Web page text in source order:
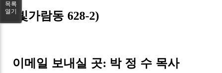
( 빛가람동628-2)
이메일 보내실 곳: 박 정 수 목사
목록
열기